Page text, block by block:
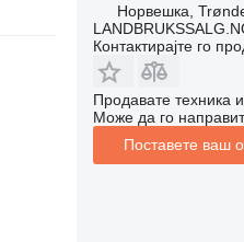
Норвешка,
Контактирајте го
Продавате техника
Може да го
Поставете ваш